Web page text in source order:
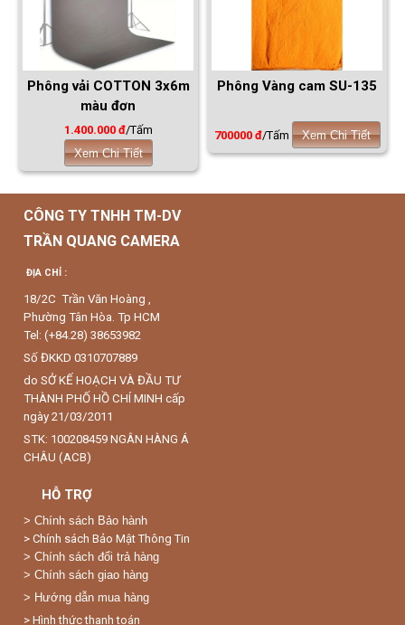
Phông vải COTTON 3x6m
màu đơn
1.400.000 đ/Tấm
Xem Chi Tiết
Phông Vàng cam SU-135
700000 đ/Tấm Xem Chi Tiết
CÔNG TY TNHH TM-DV
TRẦN QUANG CAMERA
ĐỊA CHỈ :
18/2C Trần Văn Hoàng ,
Phường Tân Hòa. Tp HCM
Tel: (+84.28) 38653982
Số ĐKKD 0310707889
do SỞ KẾ HOẠCH VÀ ĐẦU TƯ
THÀNH PHỐ HỒ CHÍ MINH cấp
ngày 21/03/2011
STK: 100208459 NGÂN HÀNG Á
CHÂU (ACB)
HỖ TRỢ
> Chính sách Bảo hành
> Chính sách Bảo Mật Thông Tin
> Chính sách đổi trả hàng
> Chính sách giao hàng
> Hướng dẫn mua hàng
> Hình thức thanh toán